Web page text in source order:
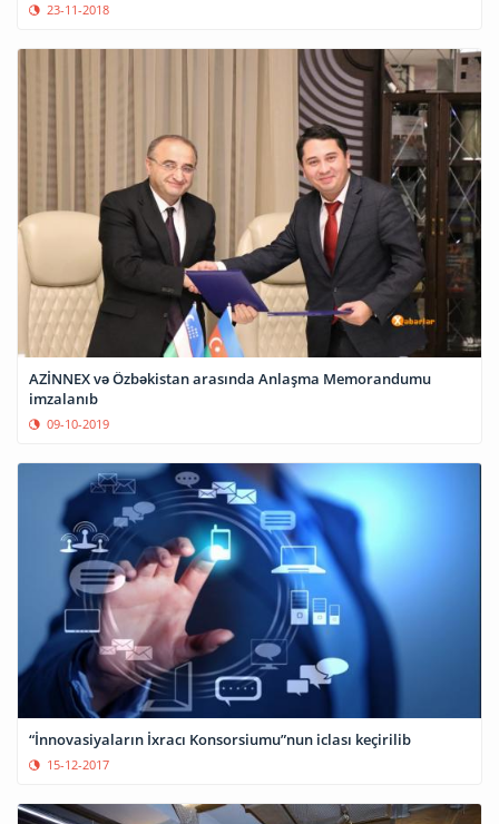
23-11-2018
AZİNNEX və Özbəkistan arasında Anlaşma Memorandumu
imzalanıb
09-10-2019
“İnnovasiyaların İxracı Konsorsiumu”nun iclası keçirilib
15-12-2017